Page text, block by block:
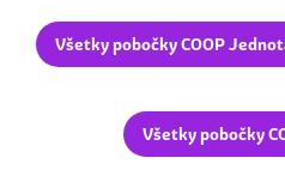
Všetky pobočky COOP
Všetky pobočky